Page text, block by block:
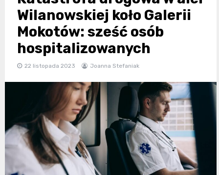
Wilanowskiej koło Galerii
Mokotów: sześć osób
hospitalizowanych
22 listopada 2023 Joanna Stefaniak